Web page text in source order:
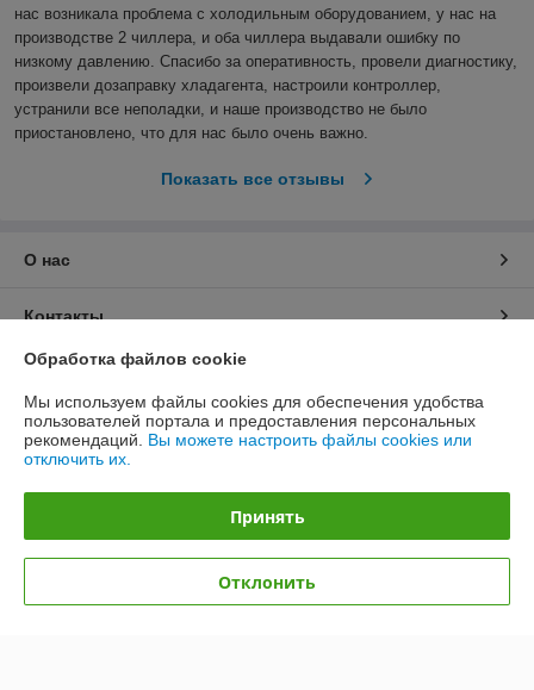
нас возникала проблема с холодильным оборудованием, у нас на
производстве 2 чиллера, и оба чиллера выдавали ошибку по
низкому давлению. Спасибо за оперативность, провели диагностику,
произвели дозаправку хладагента, настроили контроллер,
устранили все неполадки, и наше производство не было
приостановлено, что для нас было очень важно.
Показать все отзывы
О нас
Контакты
Доставка и оплата
График работы
Политика обработки cookies
Обработка файлов cookie
Мы используем файлы cookies для обеспечения удобства
пользователей портала и предоставления персональных
рекомендаций. Вы можете настроить файлы cookies или
отключить их.
Принять
Отклонить